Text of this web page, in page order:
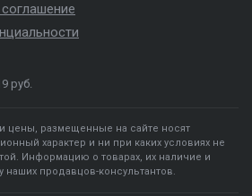
руб.
цены, размещенные на сайте носят
характер и ни при каких условиях не
Информацию о товарах, их наличие и
продавцов-консультантов.